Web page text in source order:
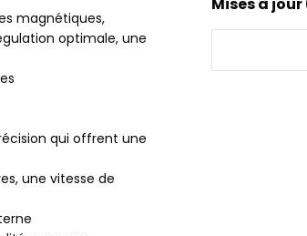
magnétiques,
optimale, une
qui offrent une
une vitesse de